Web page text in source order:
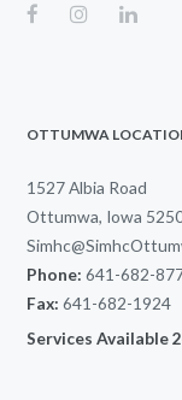
OTTUMWA
1527 Albia Road
Ottumwa, Iowa
Phone: 641-682-
Fax: 641-682-1924
Services Available